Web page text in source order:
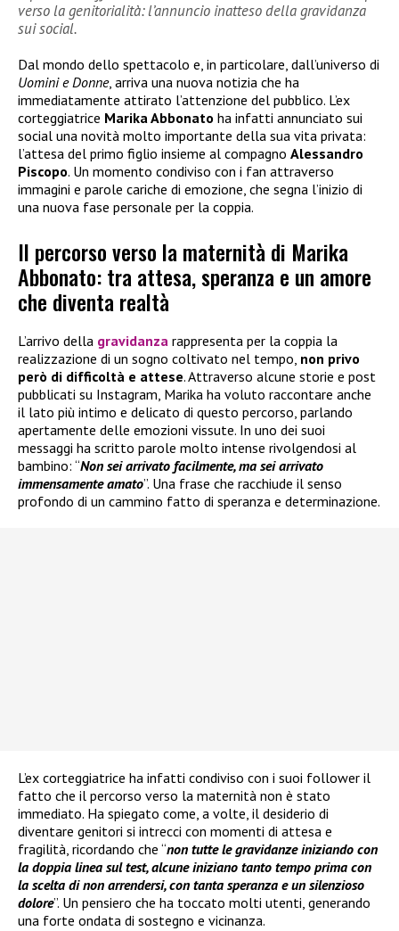
verso la genitorialità: l’annuncio inatteso della gravidanza
sui social.
Dal mondo dello spettacolo e, in particolare, dall’universo di
Uomini e Donne, arriva una nuova notizia che ha
immediatamente attirato l’attenzione del pubblico. L’ex
corteggiatrice Marika Abbonato ha infatti annunciato sui
social una novità molto importante della sua vita privata:
l’attesa del primo figlio insieme al compagno Alessandro
Piscopo. Un momento condiviso con i fan attraverso
immagini e parole cariche di emozione, che segna l’inizio di
una nuova fase personale per la coppia.
Il percorso verso la maternità di Marika
Abbonato: tra attesa, speranza e un amore
che diventa realtà
L’arrivo della gravidanza rappresenta per la coppia la
realizzazione di un sogno coltivato nel tempo, non privo
però di difficoltà e attese. Attraverso alcune storie e post
pubblicati su Instagram, Marika ha voluto raccontare anche
il lato più intimo e delicato di questo percorso, parlando
apertamente delle emozioni vissute. In uno dei suoi
messaggi ha scritto parole molto intense rivolgendosi al
bambino: “Non sei arrivato facilmente, ma sei arrivato
immensamente amato”. Una frase che racchiude il senso
profondo di un cammino fatto di speranza e determinazione.
L’ex corteggiatrice ha infatti condiviso con i suoi follower il
fatto che il percorso verso la maternità non è stato
immediato. Ha spiegato come, a volte, il desiderio di
diventare genitori si intrecci con momenti di attesa e
fragilità, ricordando che “non tutte le gravidanze iniziando con
la doppia linea sul test, alcune iniziano tanto tempo prima con
la scelta di non arrendersi, con tanta speranza e un silenzioso
dolore”. Un pensiero che ha toccato molti utenti, generando
una forte ondata di sostegno e vicinanza.